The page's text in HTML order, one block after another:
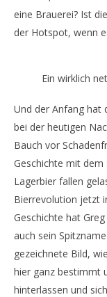
eine Brauerei? Ist
der Hotspot, wenn
Ein wirklich
Und der Anfang hat
bei der heutigen
Bauch vor
Geschichte mit
Lagerbier fallen
Bierrevolution jetzt
Geschichte hat
auch sein
gezeichnete Bild,
hier ganz bestimmt
hinterlassen und